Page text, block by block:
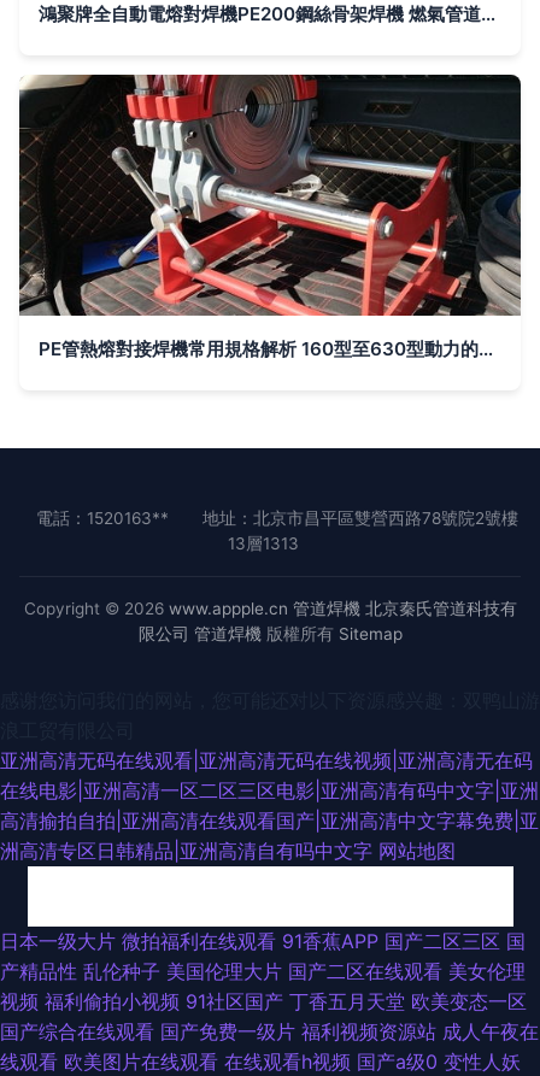
鴻聚牌全自動電熔對焊機PE200鋼絲骨架焊機 燃氣管道焊接的專業之選
PE管熱熔對接焊機常用規格解析 160型至630型動力的選擇與應用
電話：1520163**
地址：北京市昌平區雙營西路78號院2號樓
13層1313
Copyright © 2026 www.appple.cn 管道焊機 北京秦氏管道科技有
限公司 管道焊機 版權所有 Sitemap
亚洲高清无码在线观看|亚洲高清无码在线视频|亚洲高清无在码
在线电影|亚洲高清一区二区三区电影|亚洲高清有码中文字|亚洲
高清揄拍自拍|亚洲高清在线观看国产|亚洲高清中文字幕免费|亚
洲高清专区日韩精品|亚洲高清自有吗中文字 网站地图
国产夫妻96 日韩深夜成人 成人Av午夜影视 国产A色 含羞草av在线 精品玖玖
热 久久草莓在线观看 欧洲三级网站在线 日韩久久 午夜第一av社区 在线超碰
人人 91这里 超碰97人人调教 国产精品五月 精免费国产 欧美精品第四页 人
日本一级大片 微拍福利在线观看 91香蕉APP 国产二区三区 国
产精品性 乱伦种子 美国伦理大片 国产二区在线观看 美女伦理
视频 福利偷拍小视频 91社区国产 丁香五月天堂 欧美变态一区
国产综合在线观看 国产免费一级片 福利视频资源站 成人午夜在
线观看 欧美图片在线观看 在线观看h视频 国产a级0 变性人妖